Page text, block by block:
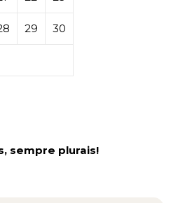
29 30
sempre plurais!